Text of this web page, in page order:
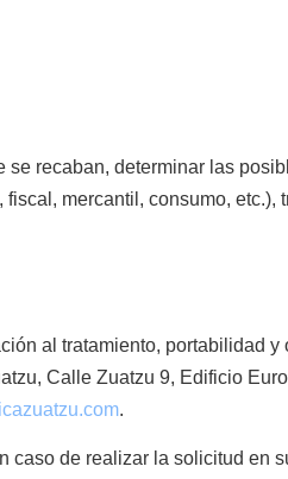
recaban, determinar las
mercantil, consumo, etc.),
al tratamiento, portabilidad y
Calle Zuatzu 9, Edificio
.
caso de realizar la solicitud en